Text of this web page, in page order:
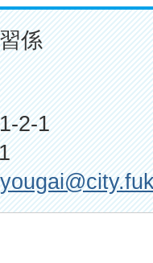
係
2-1